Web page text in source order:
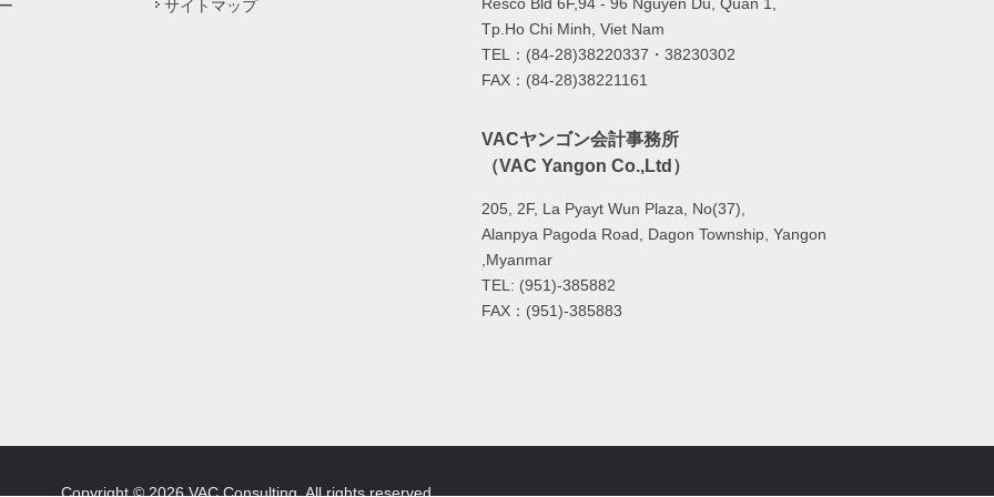
サイトマップ
Tp.Ho Chi Minh, Viet Nam
TEL：(84-28)38220337・38230302
FAX：(84-28)38221161
VACヤンゴン会計事務所
（VAC Yangon Co.,Ltd）
205, 2F, La Pyayt Wun Plaza, No(37),
Alanpya Pagoda Road, Dagon Township, Yangon
,Myanmar
TEL: (951)-385882
FAX：(951)-385883
Copyright © 2026 VAC Consulting, All rights reserved.